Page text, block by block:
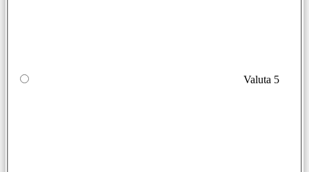
Valuta 5